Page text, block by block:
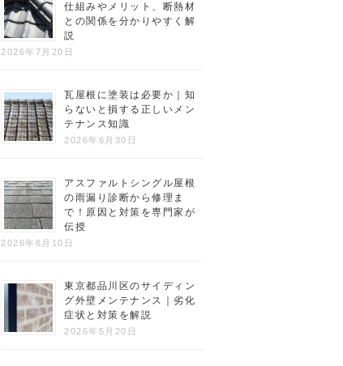
仕組みやメリット、断熱材
との関係を分かりやすく解
説
2026年7月20日
瓦屋根に塗装は必要か｜知
らないと損する正しいメン
テナンス知識
2026年6月30日
アスファルトシングル屋根
の雨漏り診断から修理ま
で！原因と対策を専門家が
伝授
2026年6月10日
東京都品川区のサイディン
グ外壁メンテナンス｜劣化
症状と対策を解説
2026年5月20日